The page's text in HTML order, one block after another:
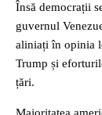
Însă democrații
guvernul
aliniați în opinia
Trump și
țări.